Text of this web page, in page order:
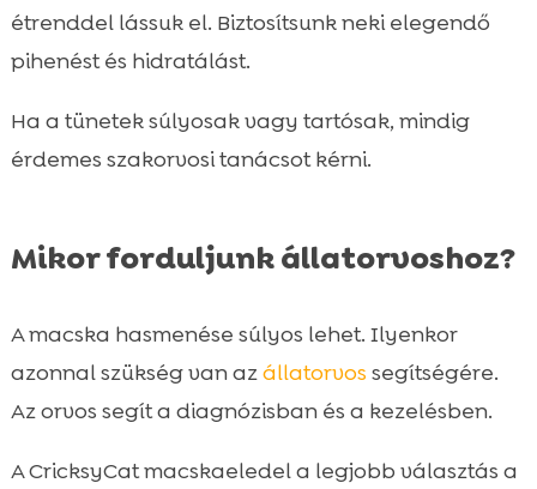
étrenddel lássuk el. Biztosítsunk neki elegendő
pihenést és hidratálást.
Ha a tünetek súlyosak vagy tartósak, mindig
érdemes szakorvosi tanácsot kérni.
Mikor forduljunk állatorvoshoz?
A macska hasmenése súlyos lehet. Ilyenkor
azonnal szükség van azállatorvos segítségére.
Az orvos segít a diagnózisban és a kezelésben.
A CricksyCat macskaeledel a legjobb választás a